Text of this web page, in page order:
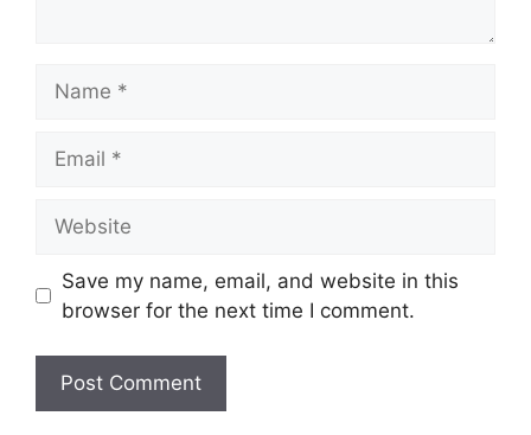
Save my name, email, and website in this
browser for the next time I comment.